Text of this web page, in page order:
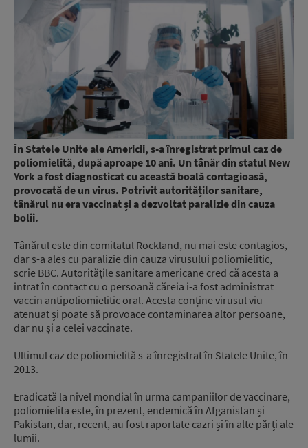
În Statele Unite ale Americii, s-a înregistrat primul caz de
poliomielită, după aproape 10 ani. Un tânăr din statul New
York a fost diagnosticat cu această boală contagioasă,
provocată de un virus. Potrivit autorităților sanitare,
tânărul nu era vaccinat și a dezvoltat paralizie din cauza
bolii.
Tânărul este din comitatul Rockland, nu mai este contagios,
dar s-a ales cu paralizie din cauza virusului poliomielitic,
scrie BBC. Autoritățile sanitare americane cred că acesta a
intrat în contact cu o persoană căreia i-a fost administrat
vaccin antipoliomielitic oral. Acesta conține virusul viu
atenuat și poate să provoace contaminarea altor persoane,
dar nu și a celei vaccinate.
Ultimul caz de poliomielită s-a înregistrat în Statele Unite, în
2013.
Eradicată la nivel mondial în urma campaniilor de vaccinare,
poliomielita este, în prezent, endemică în Afganistan și
Pakistan, dar, recent, au fost raportate cazri și în alte părți ale
lumii.